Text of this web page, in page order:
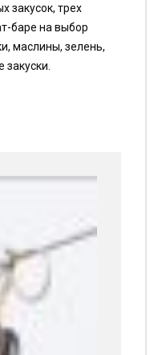
закусок, трех
баре на выбор
маслины, зелень,